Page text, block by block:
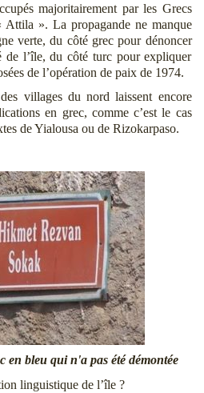
majoritairement par les Grecs
Attila ». La propagande ne manque
verte, du côté grec pour dénoncer
de l’île, du côté turc pour expliquer
de l’opération de paix de 1974.
villages du nord laissent encore
en grec, comme c’est le cas
de Yialousa ou de Rizokarpaso.
en bleu qui n'a pas été démontée
linguistique de l’île ?